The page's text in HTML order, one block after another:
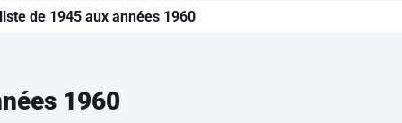
de 1945 aux années 1960
1960